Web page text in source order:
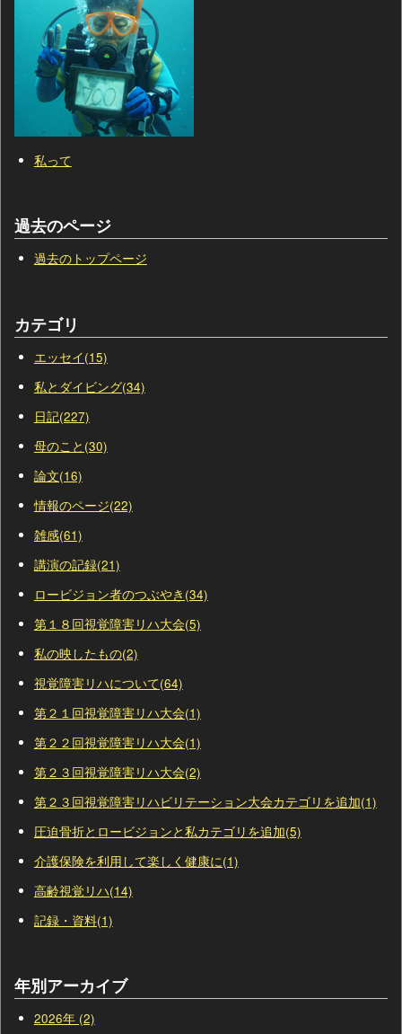
私って
過去のページ
過去のトップページ
カテゴリ
エッセイ(15)
私とダイビング(34)
日記(227)
母のこと(30)
論文(16)
情報のページ(22)
雑感(61)
講演の記録(21)
ロービジョン者のつぶやき(34)
第１８回視覚障害リハ大会(5)
私の映したもの(2)
視覚障害リハについて(64)
第２１回視覚障害リハ大会(1)
第２２回視覚障害リハ大会(1)
第２３回視覚障害リハ大会(2)
第２３回視覚障害リハビリテーション大会カテゴリを追加(1)
圧迫骨折とロービジョンと私カテゴリを追加(5)
介護保険を利用して楽しく健康に(1)
高齢視覚リハ(14)
記録・資料(1)
年別アーカイブ
2026年 (2)